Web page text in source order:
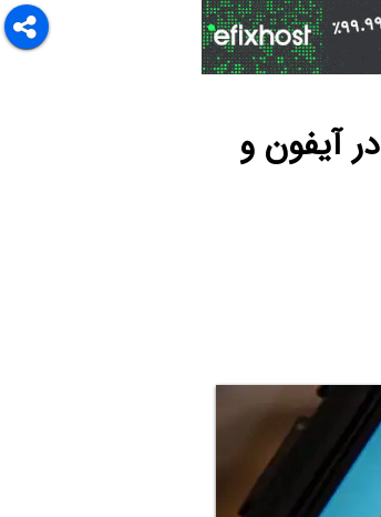
سریع‌ترین روش فعال کردن حالت کم‌مصرف یا Low Power Mode در آیفون و